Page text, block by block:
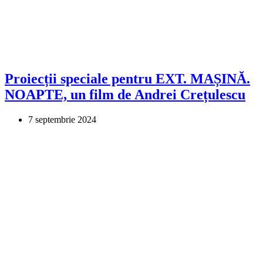
Proiecții speciale pentru EXT. MAȘINĂ.
NOAPTE, un film de Andrei Crețulescu
7 septembrie 2024